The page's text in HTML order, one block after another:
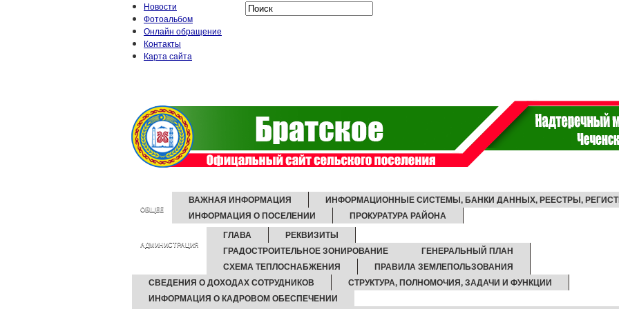
Новости
Фотоальбом
Онлайн обращение
Контакты
Карта сайта
ОБЩЕЕ
ВАЖНАЯ ИНФОРМАЦИЯ
ИНФОРМАЦИОННЫЕ СИСТЕМЫ, БАНКИ ДАННЫХ, РЕЕСТРЫ,
ИНФОРМАЦИЯ О ПОСЕЛЕНИИ
ПРОКУРАТУРА РАЙОНА
АДМИНИСТРАЦИЯ
ГЛАВА
РЕКВИЗИТЫ
ГРАДОСТРОИТЕЛЬНОЕ ЗОНИРОВАНИЕ
ГЕНЕРАЛЬНЫЙ ПЛАН
СХЕМА ТЕПЛОСНАБЖЕНИЯ
ПРАВИЛА ЗЕМЛЕПОЛЬЗОВАНИЯ
СВЕДЕНИЯ О ДОХОДАХ СОТРУДНИКОВ
СТРУКТУРА, ПОЛНОМОЧИЯ, ЗАДАЧИ И ФУНКЦИИ
ИНФОРМАЦИЯ О КАДРОВОМ ОБЕСПЕЧЕНИИ